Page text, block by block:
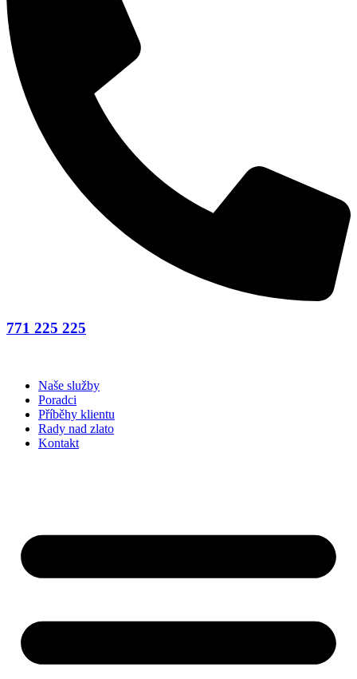
771 225 225
Naše služby
Poradci
Příběhy klientu
Rady nad zlato
Kontakt